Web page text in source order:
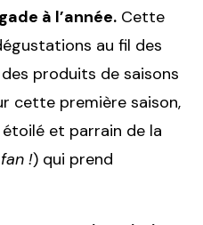
à l’année. Cette
au fil des
produits de saisons
cette première saison,
et parrain de la
!) qui prend